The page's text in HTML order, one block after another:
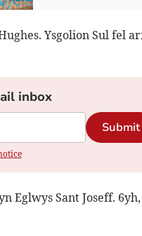
Ysgolion Sul fel
inbox
Submit
Eglwys Sant Joseff. 6yh,